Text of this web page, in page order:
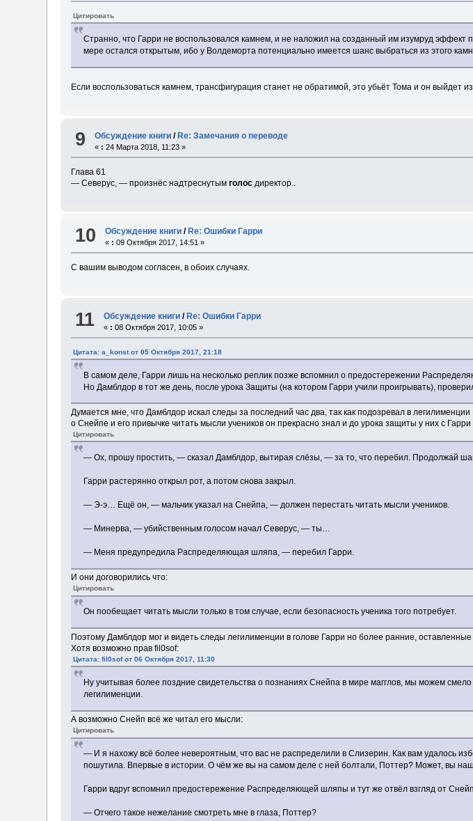
Цитировать
Странно, что Гарри не воспользовался камнем, и не наложил на созданный им изумруд
мере остался открытым, ибо у Волдеморта потенциально имеется шанс выбраться из этого
Если воспользоваться камнем, трансфигурация станет не обратимой, это убьёт Тома и он выйдет
9 Обсуждение книги /Re: Замечания о переводе
« : 24 Марта 2018, 11:23 »
Глава 61
— Северус, — произнёс надтреснутым голос директор..
10 Обсуждение книги / Re: Ошибки Гарри
« : 09 Октября 2017, 14:51 »
С вашим выводом согласен, в обоих случаях.
11 Обсуждение книги /Re: Ошибки Гарри
« : 08 Октября 2017, 10:05 »
Цитата: a_konst от 05 Октября 2017, 21:18
В самом деле, Гарри лишь на несколько реплик позже вспомнил о предостережении
Но Дамблдор в тот же день, после урока Защиты (на котором Гарри учили проигрывать),
Думается мне, что Дамблдор искал следы за последний час два, так как подозревал в
о Снейпе и его привычке читать мысли учеников он прекрасно знал и до урока защиты у них с
Цитировать
— Ох, прошу простить, — сказал Дамблдор, вытирая слёзы, — за то, что перебил. Продолжай
Гарри растерянно открыл рот, а потом снова закрыл.
— Э-э… Ещё он, — мальчик указал на Снейпа, — должен перестать читать мысли учеников.
— Минерва, — убийственным голосом начал Северус, — ты…
— Меня предупредила Распределяющая шляпа, — перебил Гарри.
И они договорились что:
Цитировать
Он пообещает читать мысли только в том случае, если безопасность ученика того потребует.
Поэтому Дамблдор мог и видеть следы легилименции в голове Гарри но более ранние,
Хотя возможно прав fil0sof:
Цитата: fil0sof от 06 Октября 2017, 11:30
Ну учитывая более поздние свидетельства о познаниях Снейпа в мире магглов, мы можем
легилименции.
А возможно Снейп всё же читал его мысли:
Цитировать
— И я нахожу всё более невероятным, что вас не распределили в Слизерин. Как вам удалось
пошутила. Впервые в истории. О чём же вы на самом деле с ней болтали, Поттер? Может, вы
Гарри вдруг вспомнил предостережение Распределяющей шляпы и тут же отвёл взгляд от
— Отчего такое нежелание смотреть мне в глаза, Поттер?